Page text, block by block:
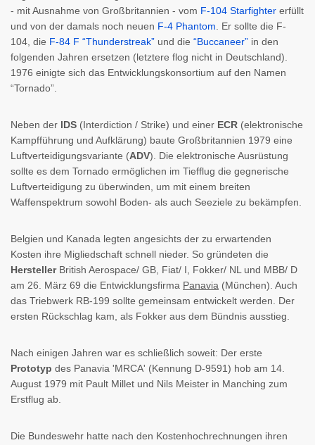
- mit Ausnahme von Großbritannien - vom F-104 Starfighter erfüllt
und von der damals noch neuen F-4 Phantom. Er sollte die F-
104, die F-84 F “Thunderstreak” und die “Buccaneer” in den
folgenden Jahren ersetzen (letztere flog nicht in Deutschland).
1976 einigte sich das Entwicklungskonsortium auf den Namen
“Tornado”.
Neben der lDS (Interdiction / Strike) und einer ECR (elektronische
Kampfführung und Aufklärung) baute Großbritannien 1979 eine
Luftverteidigungsvariante (ADV). Die elektronische Ausrüstung
sollte es dem Tornado ermöglichen im Tiefflug die gegnerische
Luftverteidigung zu überwinden, um mit einem breiten
Waffenspektrum sowohl Boden- als auch Seeziele zu bekämpfen.
Belgien und Kanada legten angesichts der zu erwartenden
Kosten ihre Migliedschaft schnell nieder. So gründeten die
HerstellerBritish Aerospace/ GB, Fiat/ I, Fokker/ NL und MBB/ D
am 26. März 69 die Entwicklungsfirma Panavia (München). Auch
das Triebwerk RB-199 sollte gemeinsam entwickelt werden. Der
ersten Rückschlag kam, als Fokker aus dem Bündnis ausstieg.
Nach einigen Jahren war es schließlich soweit: Der erste
Prototyp des Panavia 'MRCA' (Kennung D-9591) hob am 14.
August 1979 mit Pault Millet und Nils Meister in Manching zum
Erstflug ab.
Die Bundeswehr hatte nach den Kostenhochrechnungen ihren